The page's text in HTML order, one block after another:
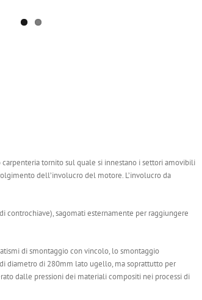
tornito sul quale si innestano i settori amovibili
dell’involucro del motore. L’involucro da
sagomati esternamente per raggiungere
di smontaggio con vincolo, lo smontaggio
diametro di 280mm lato ugello, ma soprattutto per
dalle pressioni dei materiali compositi nei processi di